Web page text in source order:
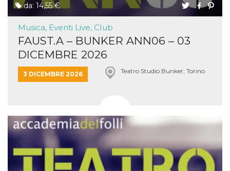
da: 14,55 €
Musica, Eventi Live, Club
FAUST.A – BUNKER ANN06 – 03
DICEMBRE 2026
3 DICEMBRE 2026 Teatro Studio Bunker, Torino